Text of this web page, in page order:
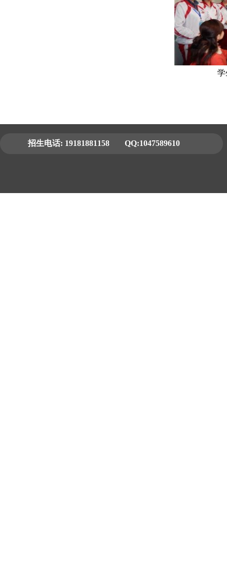
学
招生电话: 19181881158 QQ:1047589610